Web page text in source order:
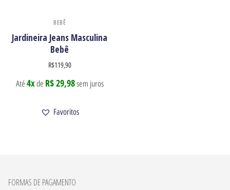
BEBÊ
Jardineira Jeans Masculina
Bebê
R$119,90
Até 4xde R$ 29,98sem juros
Favoritos
FORMAS DE PAGAMENTO